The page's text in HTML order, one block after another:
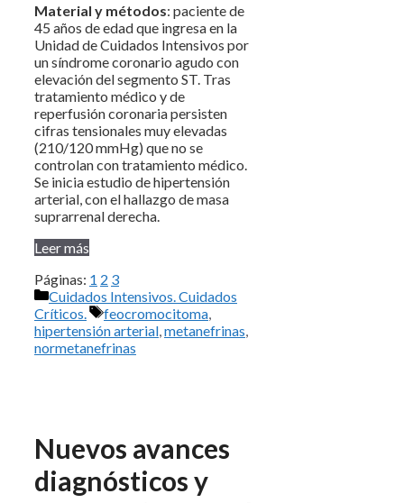
Material y métodos: paciente de
45 años de edad que ingresa en la
Unidad de Cuidados Intensivos por
un síndrome coronario agudo con
elevación del segmento ST. Tras
tratamiento médico y de
reperfusión coronaria persisten
cifras tensionales muy elevadas
(210/120 mmHg) que no se
controlan con tratamiento médico.
Se inicia estudio de hipertensión
arterial, con el hallazgo de masa
suprarrenal derecha.
Leer más
Páginas: 1 2 3
Categorías
Cuidados Intensivos. Cuidados
Críticos.
Etiquetas
feocromocitoma
hipertensión arterial metanefrinas
normetanefrinas
Nuevos avances
diagnósticos y